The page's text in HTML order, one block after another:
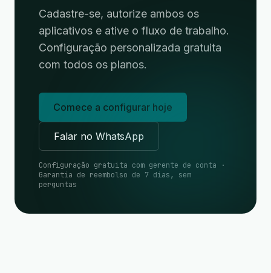
Cadastre-se, autorize ambos os
aplicativos e ative o fluxo de trabalho.
Configuração personalizada gratuita
com todos os planos.
Comece a configurar hoje
Falar no WhatsApp
Configuração gratuita com gerente de conta ·
Garantia de reembolso de 7 dias, sem
perguntas